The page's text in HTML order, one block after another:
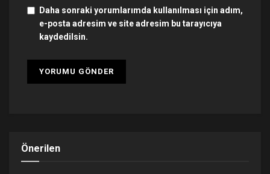
Daha sonraki yorumlarımda kullanılması için adım,
e-posta adresim ve site adresim bu tarayıcıya
kaydedilsin.
Önerilen